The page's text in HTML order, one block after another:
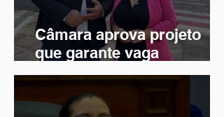
Câmara aprova projeto
que garante vaga
preferencial em
estacionamento para
autistas